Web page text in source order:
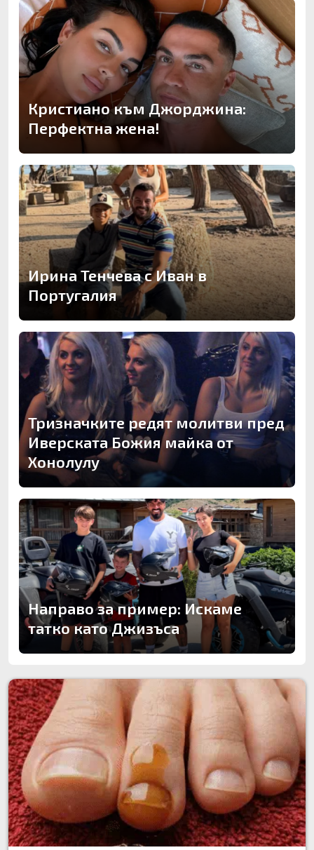
Кристиано към Джорджина:
Перфектна жена!
Ирина Тенчева с Иван в
Португалия
Тризначките редят молитви пред
Иверската Божия майка от
Хонолулу
Направо за пример: Искаме
татко като Джизъса